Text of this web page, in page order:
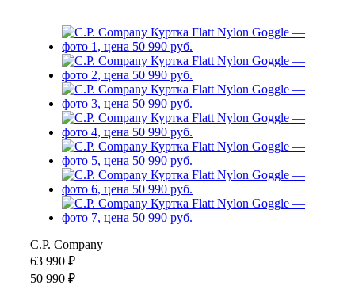
C.P. Company
63 990 ₽
50 990 ₽